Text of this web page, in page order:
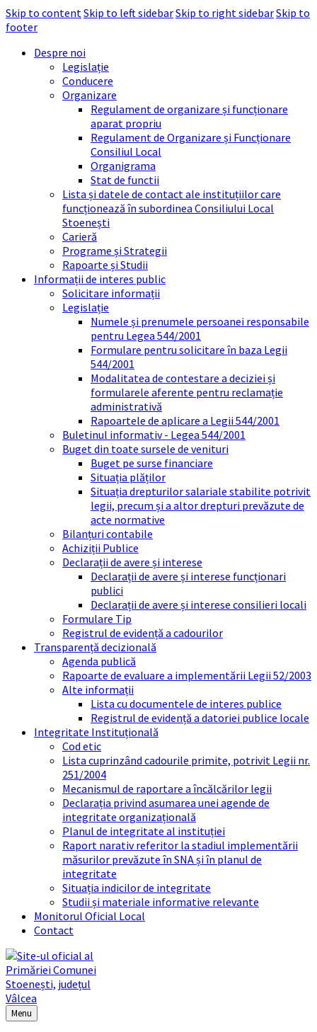
Skip to contentSkip to left sidebarSkip to right sidebarSkip to
footer
Despre noi
Legislație
Conducere
Organizare
Regulament de organizare și funcționare
aparat propriu
Regulament de Organizare și Funcționare
Consiliul Local
Organigrama
Stat de functii
Lista și datele de contact ale instituțiilor care
funcționează în subordinea Consiliului Local
Stoenești
Carieră
Programe și Strategii
Rapoarte și Studii
Informații de interes public
Solicitare informații
Legislație
Numele și prenumele persoanei responsabile
pentru Legea 544/2001
Formulare pentru solicitare în baza Legii
544/2001
Modalitatea de contestare a deciziei și
formularele aferente pentru reclamație
administrativă
Rapoartele de aplicare a Legii 544/2001
Buletinul informativ - Legea 544/2001
Buget din toate sursele de venituri
Buget pe surse financiare
Situația plăților
Situația drepturilor salariale stabilite potrivit
legii, precum și a altor drepturi prevăzute de
acte normative
Bilanțuri contabile
Achiziții Publice
Declarații de avere și interese
Declarații de avere și interese funcționari
publici
Declarații de avere și interese consilieri locali
Formulare Tip
Registrul de evidență a cadourilor
Transparență decizională
Agenda publică
Rapoarte de evaluare a implementării Legii 52/2003
Alte informații
Lista cu documentele de interes publice
Registrul de evidență a datoriei publice locale
Integritate Instituțională
Cod etic
Lista cuprinzând cadourile primite, potrivit Legii nr.
251/2004
Mecanismul de raportare a încălcărilor legii
Declarația privind asumarea unei agende de
integritate organizațională
Planul de integritate al instituției
Raport narativ referitor la stadiul implementării
măsurilor prevăzute în SNA și în planul de
integritate
Situația indicilor de integritate
Studii și materiale informative relevante
Monitorul Oficial Local
Contact
Menu